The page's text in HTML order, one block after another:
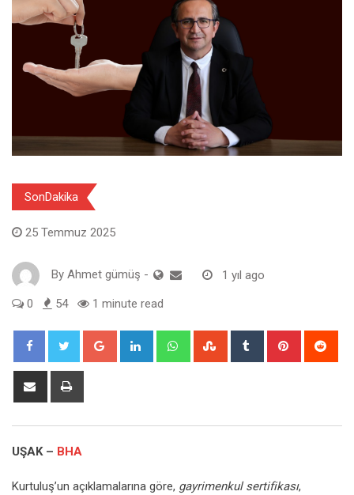
SonDakika
25 Temmuz 2025
By Ahmet gümüş - 1 yıl ago
0 54 1 minute read
Google+ LinkedIn WhatsappStumbleUpon
Tumblr Pinterest
Share
UŞAK – BHA
Kurtuluş’un açıklamalarına göre, gayrimenkul sertifikası,